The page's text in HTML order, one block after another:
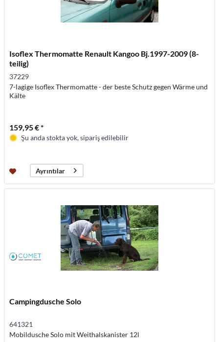
Isoflex Thermomatte Renault Kangoo Bj.1997-2009 (8-
teilig)
37229
7-lagige Isoflex Thermomatte - der beste Schutz gegen Wärme und
Kälte
159,95 € *
Şu anda stokta yok, sipariş edilebilir
Ayrıntılar
Campingdusche Solo
641321
Mobildusche Solo mit Weithalskanister 12l